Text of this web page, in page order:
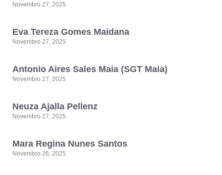
Novembro 27, 2025
Eva Tereza Gomes Maidana
Novembro 27, 2025
Antonio Aires Sales Maia (SGT Maia)
Novembro 27, 2025
Neuza Ajalla Pellenz
Novembro 27, 2025
Mara Regina Nunes Santos
Novembro 26, 2025